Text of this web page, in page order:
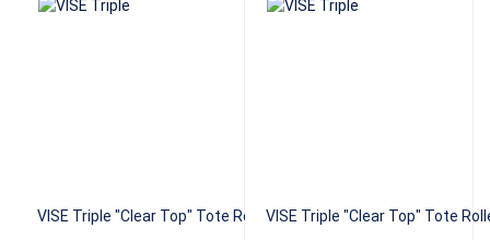
VISE Triple "Clear Top" Tote Roller -VISE Triple "Clear Top" Tote